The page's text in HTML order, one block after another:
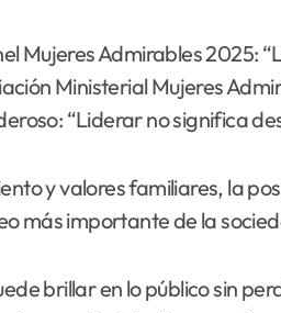
Mujeres Admirables 2025:
Ministerial Mujeres
“Liderar no significa
y valores familiares, la
más importante de la
brillar en lo público sin